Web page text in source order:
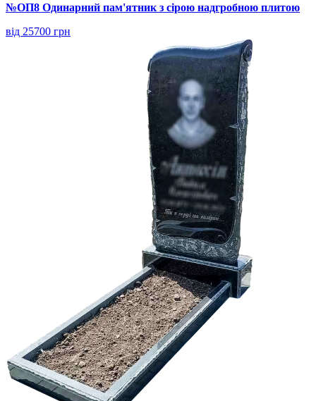
№ОП8 Одинарний пам'ятник з сірою надгробною плитою
від 25700 грн